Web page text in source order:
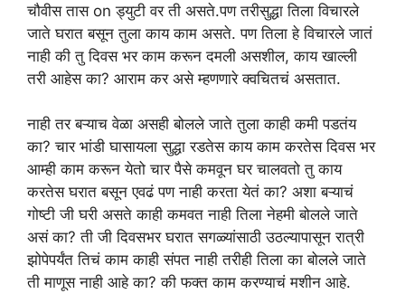
चौवीस तास on ड्युटी वर ती असते.पण तरीसुद्धा तिला विचारले
जाते घरात बसून तुला काय काम असते. पण तिला हे विचारले जातं
नाही की तु दिवस भर काम करून दमली असशील, काय खाल्ली
तरी आहेस का? आराम कर असे म्हणणारे क्वचितचं असतात.
नाही तर बऱ्याच वेळा असही बोलले जाते तुला काही कमी पडतंय
का? चार भांडी घासायला सुद्धा रडतेस काय काम करतेस दिवस भर
आम्ही काम करून येतो चार पैसे कमवून घर चालवतो तु काय
करतेस घरात बसून एवढं पण नाही करता येतं का? अशा बऱ्याचं
गोष्टी जी घरी असते काही कमवत नाही तिला नेहमी बोलले जाते
असं का? ती जी दिवसभर घरात सगळ्यांसाठी उठल्यापासून रात्री
झोपेपर्यंत तिचं काम काही संपत नाही तरीही तिला का बोलले जाते
ती माणूस नाही आहे का? की फक्त काम करण्याचं मशीन आहे.